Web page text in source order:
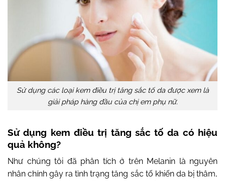
Sử dụng các loại kem điều trị tăng sắc tố da được xem là
giải pháp hàng đầu của chị em phụ nữ.
Sử dụng kem điều trị tăng sắc tố da có hiệu
quả không?
Như chúng tôi đã phân tích ở trên Melanin là nguyên
nhân chính gây ra tình trạng tăng sắc tố khiến da bị thâm,